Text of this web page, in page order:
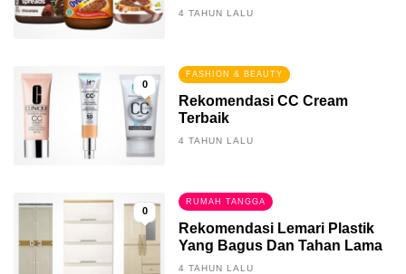
4 TAHUN LALU
0
FASHION & BEAUTY
Rekomendasi CC Cream
Terbaik
4 TAHUN LALU
0
RUMAH TANGGA
Rekomendasi Lemari Plastik
Yang Bagus Dan Tahan Lama
4 TAHUN LALU